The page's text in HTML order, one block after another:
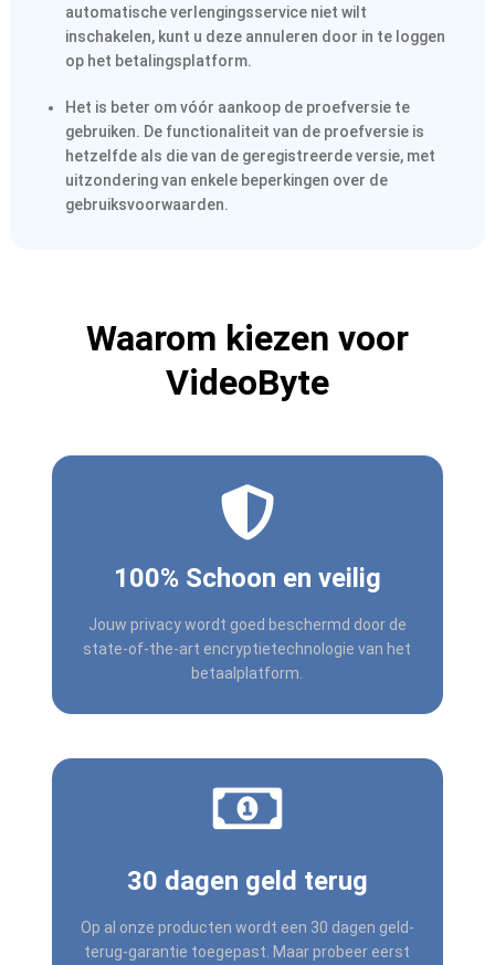
automatische verlengingsservice niet wilt
inschakelen, kunt u deze annuleren door in te loggen
op het betalingsplatform.
Het is beter om vóór aankoop de proefversie te
gebruiken. De functionaliteit van de proefversie is
hetzelfde als die van de geregistreerde versie, met
uitzondering van enkele beperkingen over de
gebruiksvoorwaarden.
Waarom kiezen voor
VideoByte
100% Schoon en veilig
Jouw privacy wordt goed beschermd door de
state-of-the-art encryptietechnologie van het
betaalplatform.
30 dagen geld terug
Op al onze producten wordt een 30 dagen geld-
terug-garantie toegepast. Maar probeer eerst